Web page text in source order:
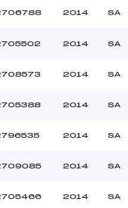
2014 SA
2014 SA
2014 SA
2014 SA
2014 SA
2014 SA
2014 SA